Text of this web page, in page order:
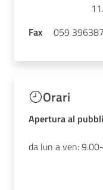
Fax
059
Orari
Apertura al
da lun a ven: